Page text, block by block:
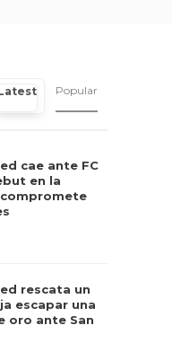
Popular
cae ante FC
en la
compromete
rescata un
escapar una
oro ante San